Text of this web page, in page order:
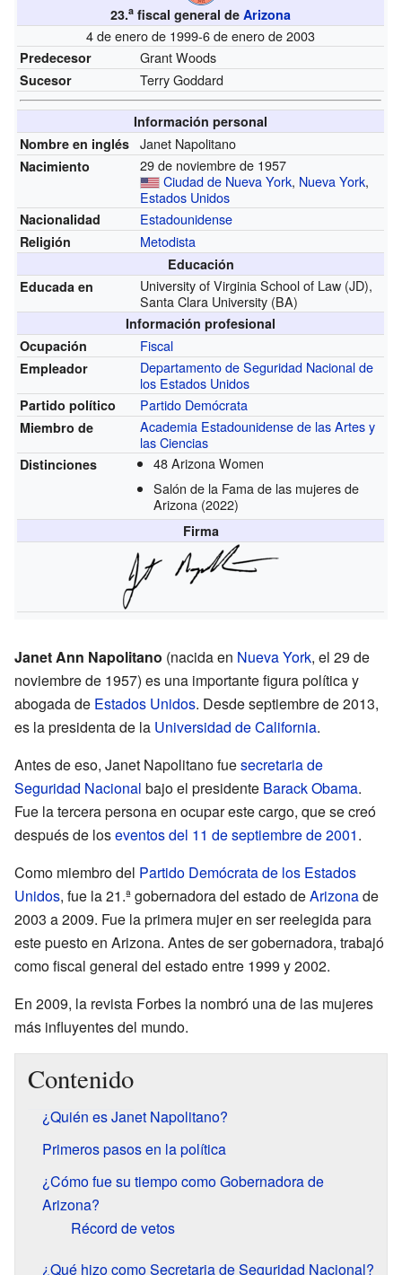
23.a fiscal general deArizona
4 de enero de 1999-6 de enero de 2003
Predecesor Grant Woods
Sucesor Terry Goddard
Información personal
Nombre en inglés
Janet Napolitano
Nacimiento
29 de noviembre de 1957
Ciudad de Nueva York, Nueva York,
Estados Unidos
Nacionalidad Estadounidense
Religión Metodista
Educación
Educada en
University of Virginia School of Law (JD),
Santa Clara University (BA)
Información profesional
Ocupación
Fiscal
Empleador
Departamento de Seguridad Nacional de
los Estados Unidos
Partido político Partido Demócrata
Miembro de
Academia Estadounidense de las Artes y
las Ciencias
Distinciones
48 Arizona Women
Salón de la Fama de las mujeres de
Arizona (2022)
Firma
Janet Ann Napolitano (nacida en Nueva York, el 29 de
noviembre de 1957) es una importante figura política y
abogada de Estados Unidos. Desde septiembre de 2013,
es la presidenta de la Universidad de California.
Antes de eso, Janet Napolitano fuesecretaria de
Seguridad Nacional bajo el presidente Barack Obama.
Fue la tercera persona en ocupar este cargo, que se creó
después de loseventos del 11 de septiembre de 2001.
Como miembro del Partido Demócrata de los Estados
Unidos, fue la 21.ª gobernadora del estado deArizonade
2003 a 2009. Fue la primera mujer en ser reelegida para
este puesto en Arizona. Antes de ser gobernadora, trabajó
como fiscal general del estado entre 1999 y 2002.
En 2009, la revista Forbes la nombró una de las mujeres
más influyentes del mundo.
Contenido
¿Quién es Janet Napolitano?
Primeros pasos en la política
¿Cómo fue su tiempo como Gobernadora de
Arizona?
Récord de vetos
¿Qué hizo como Secretaria de Seguridad Nacional?